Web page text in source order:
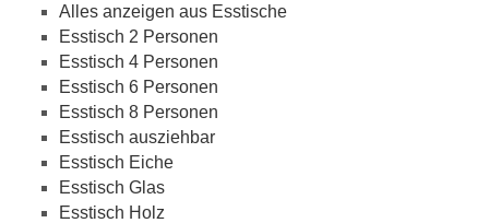
Alles anzeigen aus Esstische
Esstisch 2 Personen
Esstisch 4 Personen
Esstisch 6 Personen
Esstisch 8 Personen
Esstisch ausziehbar
Esstisch Eiche
Esstisch Glas
Esstisch Holz